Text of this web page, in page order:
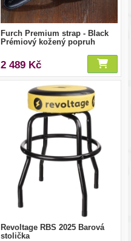
Furch Premium strap - Black
Prémiový kožený popruh
2 489 Kč
Revoltage RBS 2025 Barová
stolička